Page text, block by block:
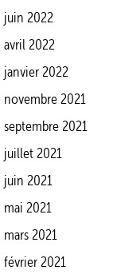
juin 2022
avril 2022
janvier 2022
novembre 2021
septembre 2021
juillet 2021
juin 2021
mai 2021
mars 2021
février 2021